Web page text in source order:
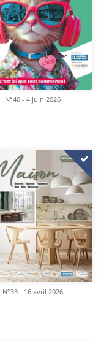
N°40 - 4 juin 2026
N°33 - 16 avril 2026